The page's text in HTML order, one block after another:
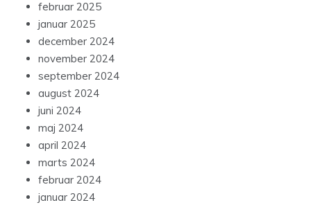
februar 2025
januar 2025
december 2024
november 2024
september 2024
august 2024
juni 2024
maj 2024
april 2024
marts 2024
februar 2024
januar 2024